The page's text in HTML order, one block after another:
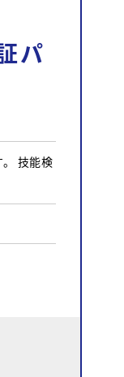
パ
技能検